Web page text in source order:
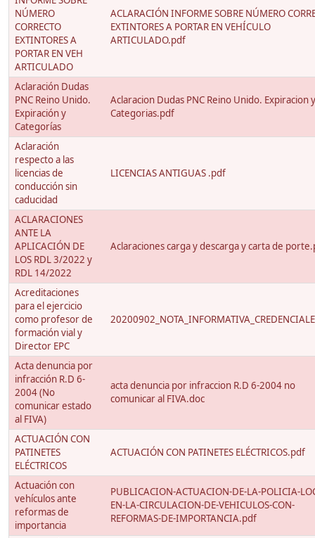
NÚMERO
CORRECTO
EXTINTORES A
PORTAR EN VEH
ARTICULADO
ACLARACIÓN INFORME SOBRE NÚMERO
EXTINTORES A PORTAR EN VEHÍCULO
ARTICULADO.pdf
Aclaración Dudas
PNC Reino Unido.
Expiración y
Categorías
Aclaracion Dudas PNC Reino Unido. Expiracion y
Categorias.pdf
Aclaración
respecto a las
licencias de
conducción sin
caducidad
LICENCIAS ANTIGUAS .pdf
ACLARACIONES
ANTE LA
APLICACIÓN DE
LOS RDL 3/2022 y
RDL 14/2022
Aclaraciones carga y descarga y carta de
Acreditaciones
para el ejercicio
como profesor de
formación vial y
Director EPC
Acta denuncia por
infracción R.D 6-
2004 (No
comunicar estado
al FIVA)
acta denuncia por infraccion R.D 6-2004 no
comunicar al FIVA.doc
ACTUACIÓN CON
PATINETES
ELÉCTRICOS
ACTUACIÓN CON PATINETES ELÉCTRICOS.pdf
Actuación con
vehículos ante
reformas de
importancia
PUBLICACION-ACTUACION-DE-LA-POLICIA-
EN-LA-CIRCULACION-DE-VEHICULOS-CON-
REFORMAS-DE-IMPORTANCIA.pdf